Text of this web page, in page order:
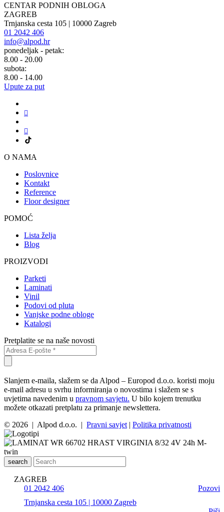
CENTAR PODNIH OBLOGA
ZAGREB
Trnjanska cesta 105 | 10000 Zagreb
01 2042 406
info@alpod.hr
ponedeljak - petak:
8.00 - 20.00
subota:
8.00 - 14.00
Upute za put
O NAMA
Poslovnice
Kontakt
Reference
Floor designer
POMOĆ
Lista želja
Blog
PROIZVODI
Parketi
Laminati
Vinil
Podovi od pluta
Vanjske podne obloge
Katalogi
Pretplatite se na naše novosti
Slanjem e-maila, slažem se da Alpod – Europod d.o.o. koristi moju
e-mail adresu u svrhu informiranja o novostima i slažem se s
uvjetima navedenim u pravnom savjetu. U bilo kojem trenutku
možete otkazati pretplatu za primanje newslettera.
© 2026 | Alpod d.o.o. | Pravni savjet | Politika privatnosti
search
ZAGREB
01 2042 406
Pozovi
Trnjanska cesta 105 | 10000 Zagreb